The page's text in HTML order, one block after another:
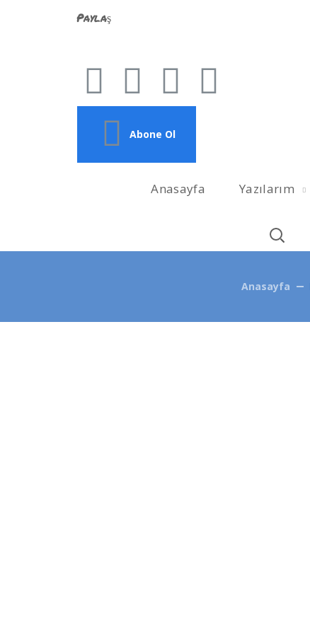
Paylaş
Abone Ol
Anasayfa Yazılarım
Anasayfa